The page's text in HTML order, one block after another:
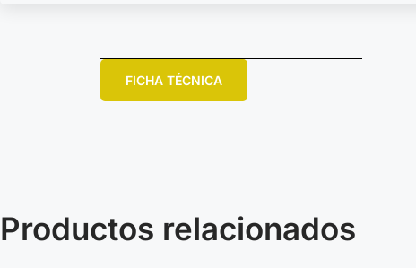
FICHA TÉCNICA
Productos relacionados